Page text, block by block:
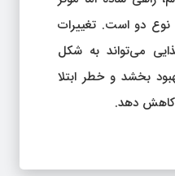
دو است. تغییرات
می‌تواند به شکل
بخشد و خطر ابتلا
کاهش دهد.